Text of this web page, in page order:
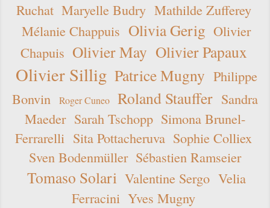
Ruchat Maryelle Budry Mathilde Zufferey
Mélanie Chappuis Olivia Gerig Olivier
Chapuis Olivier May Olivier Papaux
Olivier Sillig Patrice Mugny Philippe
Bonvin
Roger Cuneo Roland Stauffer Sandra
Maeder Sarah Tschopp Simona Brunel-
Ferrarelli Sita Pottacheruva Sophie Colliex
Sven Bodenmüller Sébastien Ramseier
Tomaso Solari Valentine Sergo Velia
Ferracini Yves Mugny